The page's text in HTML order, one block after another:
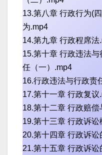
13.第八章 行政行为(
为.mp4
14.第九章 行政程席法
15.第十章 行政违法
任（一）.mp4
16.行政违法与行政责
17.第十一章 行政复议
18.第十二章 行政赔
19.第十三章 行政诉讼
20.第十四章 行政诉
21.第十五章 行政诉讼